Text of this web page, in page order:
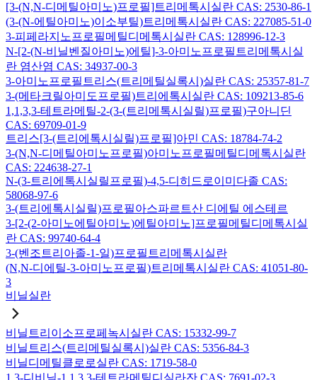
[3-(N,N-디메틸아미노)프로필]트리메톡시실란 CAS: 2530-86-1
(3-(N-에틸아미노)이소부틸)트리메톡시실란 CAS: 227085-51-0
3-피페라지노프로필메틸디메톡시실란 CAS: 128996-12-3
N-[2-(N-비닐벤질아미노)에틸]-3-아미노프로필트리메톡시실
란 염산염 CAS: 34937-00-3
3-아미노프로필트리스(트리메틸실록시)실란 CAS: 25357-81-7
3-(메타크릴아미도프로필)트리에톡시실란 CAS: 109213-85-6
1,1,3,3-테트라메틸-2-(3-(트리메톡시실릴)프로필)구아니딘
CAS: 69709-01-9
트리스[3-(트리에톡시실릴)프로필]아민 CAS: 18784-74-2
3-(N,N-디메틸아미노프로필)아미노프로필메틸디메톡시실란
CAS: 224638-27-1
N-(3-트리에톡시실릴프로필)-4,5-디히드로이미다졸 CAS:
58068-97-6
3-(트리에톡시실릴)프로필아스파르트산 디에틸 에스테르
3-[2-(2-아미노에틸아미노)에틸아미노]프로필메틸디메톡시실
란 CAS: 99740-64-4
3-(벤조트리아졸-1-일)프로필트리메톡시실란
(N,N-디에틸-3-아미노프로필)트리메톡시실란 CAS: 41051-80-
3
비닐실란
비닐트리이소프로페녹시실란 CAS: 15332-99-7
비닐트리스(트리메틸실록시)실란 CAS: 5356-84-3
비닐디메틸클로로실란 CAS: 1719-58-0
1,3-디비닐-1,1,3,3-테트라메틸디실라잔 CAS: 7691-02-3